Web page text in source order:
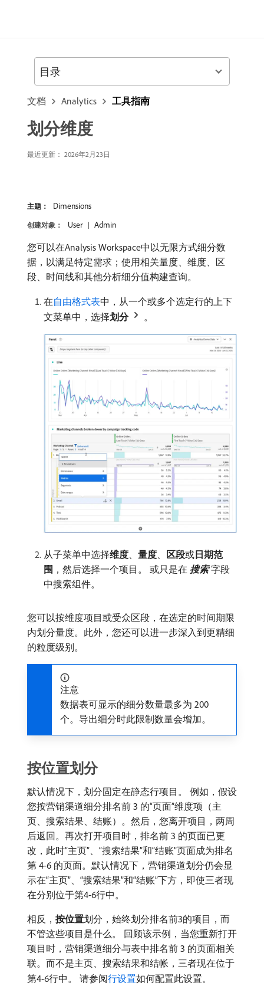
文档 Analytics 工具指南
划分维度
最近更新： 2026年2月23日
主题： Dimensions
创建对象： User Admin
您可以在Analysis Workspace中以无限方式细分数
据，以满足特定需求；使用相关量度、维度、区
段、时间线和其他分析细分值构建查询。
在自由格式表中，从一个或多个选定行的上下
文菜单中，选择​划分 。
从子菜单中选择​维度、 量度、 区段​或​日期范
围 ，然后选择一个项目。 或只是在​ 搜索​​字段
中搜索组件。
您可以按维度项目或受众区段，在选定的时间期限
内划分量度。此外，您还可以进一步深入到更精细
的粒度级别。
注意
数据表可显示的细分数量最多为 200
个。导出细分时此限制数量会增加。
按位置划分
默认情况下，划分固定在静态行项目。 例如，假设
您按营销渠道细分排名前 3 的“页面”维度项（主
页、搜索结果、结账）。然后，您离开项目，两周
后返回。再次打开项目时，排名前 3 的页面已更
改，此时“主页”、“搜索结果”和“结账”页面成为排名
第 4-6 的页面。默认情况下，营销渠道划分仍会显
示在“主页”、“搜索结果”和“结账”下方，即使三者现
在分别位于第4-6行中。
相反， 按位置​划分，始终划分排名前3的项目，而
不管这些项目是什么。 回顾该示例，当您重新打开
项目时，营销渠道细分与表中排名前 3 的页面相关
联。而不是主页、搜索结果和结帐，三者现在位于
第4-6行中。 请参阅行设置如何配置此设置。
目录